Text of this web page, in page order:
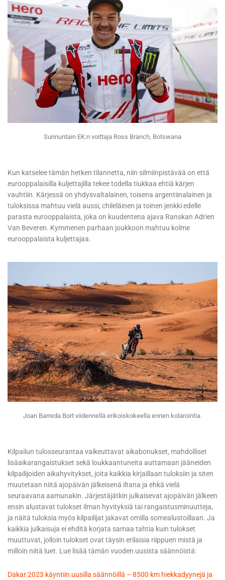
Sunnuntain EK:n voittaja Ross Branch, Botswana
Kun katselee tämän hetken tilannetta, niin silmiinpistävää on että
eurooppalaisilla kuljettajilla tekee todella tiukkaa ehtiä kärjen
vauhtiin. Kärjessä on yhdysvaltalainen, toisena argentiinalainen ja
tuloksissa mahtuu vielä aussi, chileläinen ja toinen jenkki edelle
parasta eurooppalaista, joka on kuudentena ajava Ranskan Adrien
Van Beveren. Kymmenen parhaan joukkoon mahtuu kolme
eurooppalaista kuljettajaa.
Joan Barreda Bort viidennellä erikoiskokeella ennen kolarointia.
Kilpailun tulosseurantaa vaikeuttavat aikabonukset, mahdolliset
lisäaikarangaistukset sekä loukkaantuneita auttamaan jääneiden
kilpailijoiden aikahyvitykset, joita kaikkia kirjaillaan tuloksiin ja siten
muutetaan niitä ajopäivän jälkeisenä iltana ja ehkä vielä
seuraavana aamunakin. Järjestäjätkin julkaisevat ajopäivän jälkeen
ensin alustavat tulokset ilman hyvityksiä tai rangaistusminuutteja,
ja näitä tuloksia myös kilpailijat jakavat omilla somealustoillaan. Ja
kaikkia julkaisuja ei ehditä korjata samaa tahtia kuin tulokset
muuttuvat, jolloin tulokset ovat täysin erilaisia riippuen mistä ja
milloin niitä luet. Lue lisää tämän vuoden uusista säännöistä:
Dakar 2023 käyntiin uusilla säännöillä – 8500 km hiekkadyynejä ja